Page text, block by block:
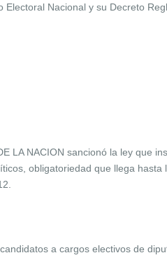
Nacional y su Decreto
LA NACION sancionó la ley que
obligatoriedad que llega
a cargos electivos de